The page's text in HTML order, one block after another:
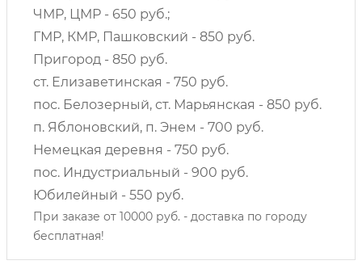
ЧМР, ЦМР - 650 руб.;
ГМР, КМР, Пашковский - 850 руб.
Пригород - 850 руб.
ст. Елизаветинская - 750 руб.
пос. Белозерный, ст. Марьянская - 850 руб.
п. Яблоновский, п. Энем - 700 руб.
Немецкая деревня - 750 руб.
пос. Индустриальный - 900 руб.
Юбилейный - 550 руб.
При заказе от 10000 руб. - доставка по городу
бесплатная!